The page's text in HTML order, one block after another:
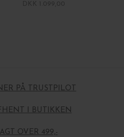
PÅ TRUSTPILOT
I BUTIKKEN
OVER 499,-